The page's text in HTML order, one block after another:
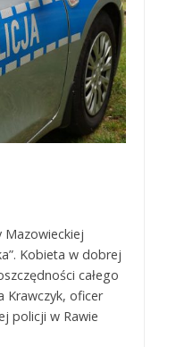
Mazowieckiej
Kobieta w dobrej
całego
Krawczyk, oficer
policji w Rawie